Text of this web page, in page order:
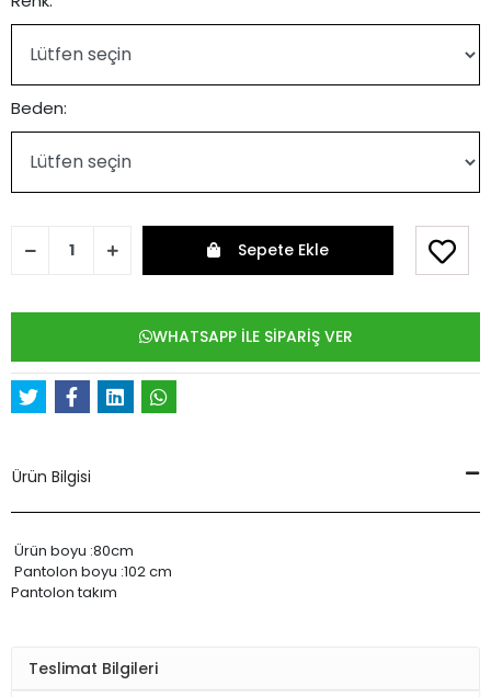
Beden:
Sepete Ekle
WHATSAPP İLE SİPARİŞ VER
Ürün Bilgisi
Ürün boyu :80cm
Pantolon boyu :102 cm
Pantolon takım
Teslimat Bilgileri